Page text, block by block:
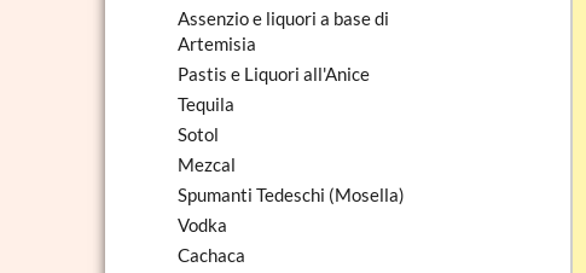
Assenzio e liquori a base di
Artemisia
Pastis e Liquori all'Anice
Tequila
Sotol
Mezcal
Spumanti Tedeschi (Mosella)
Vodka
Cachaca